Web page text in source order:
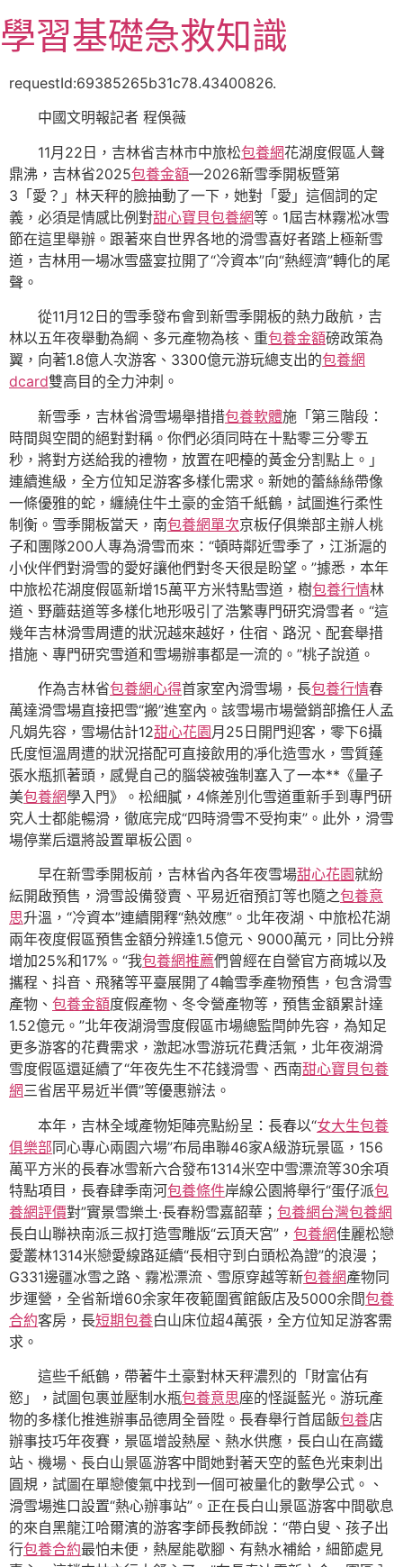
至
主
學習基礎急救知識
requestId:69385265b31c78.43400826.
中國文明報記者 程俁薇
11月22日，吉林省吉林市中旅松包養網花湖度假區人聲
鼎沸，吉林省2025包養金額—2026新雪季開板暨第
3「愛？」林天秤的臉抽動了一下，她對「愛」這個詞的定
義，必須是情感比例對甜心寶貝包養網等。1屆吉林霧凇冰雪
節在這里舉辦。跟著來自世界各地的滑雪喜好者踏上極新雪
道，吉林用一場冰雪盛宴拉開了“冷資本”向“熱經濟”轉化的尾
聲。
從11月12日的雪季發布會到新雪季開板的熱力啟航，吉
林以五年夜舉動為綱、多元產物為核、重包養金額磅政策為
翼，向著1.8億人次游客、3300億元游玩總支出的包養網
dcard雙高目的全力沖刺。
新雪季，吉林省滑雪場舉措措包養軟體施「第三階段：
時間與空間的絕對對稱。你們必須同時在十點零三分零五
秒，將對方送給我的禮物，放置在吧檯的黃金分割點上。」
連續進級，全方位知足游客多樣化需求。新她的蕾絲絲帶像
一條優雅的蛇，纏繞住牛土豪的金箔千紙鶴，試圖進行柔性
制衡。雪季開板當天，南包養網單次京板仔俱樂部主辦人桃
子和團隊200人專為滑雪而來：“頓時鄰近雪季了，江浙滬的
小伙伴們對滑雪的愛好讓他們對冬天很是盼望。”據悉，本年
中旅松花湖度假區新增15萬平方米特點雪道，樹包養行情林
道、野蘑菇道等多樣化地形吸引了浩繁專門研究滑雪者。“這
幾年吉林滑雪周遭的狀況越來越好，住宿、路況、配套舉措
措施、專門研究雪道和雪場辦事都是一流的。”桃子說道。
作為吉林省包養網心得首家室內滑雪場，長包養行情春
萬達滑雪場直接把雪“搬”進室內。該雪場市場營銷部擔任人孟
凡娟先容，雪場估計12甜心花園月25日開門迎客，零下6攝
氏度恒溫周遭的狀況搭配可直接飲用的凈化造雪水，雪質蓬
張水瓶抓著頭，感覺自己的腦袋被強制塞入了一本**《量子
美包養網學入門》。松細膩，4條差別化雪道重新手到專門研
究人士都能暢滑，徹底完成“四時滑雪不受拘束”。此外，滑雪
場停業后還將設置單板公園。
早在新雪季開板前，吉林省內各年夜雪場甜心花園就紛
紜開啟預售，滑雪設備發賣、平易近宿預訂等也隨之包養意
思升溫，“冷資本”連續開釋“熱效應”。北年夜湖、中旅松花湖
兩年夜度假區預售金額分辨達1.5億元、9000萬元，同比分辨
增加25%和17%。“我包養網推薦們曾經在自營官方商城以及
攜程、抖音、飛豬等平臺展開了4輪雪季產物預售，包含滑雪
產物、 包養金額度假產物、冬令營產物等，預售金額累計達
1.52億元。”北年夜湖滑雪度假區市場總監閆帥先容，為知足
更多游客的花費需求，激起冰雪游玩花費活氣，北年夜湖滑
雪度假區還延續了“年夜先生不花錢滑雪、西南甜心寶貝包養
網三省居平易近半價”等優惠辦法。
本年，吉林全域產物矩陣亮點紛呈：長春以“女大生包養
俱樂部同心專心兩園六場”布局串聯46家A級游玩景區，156
萬平方米的長春冰雪新六合發布1314米空中雪漂流等30余項
特點項目，長春肆季南河包養條件岸線公園將舉行“蛋仔派包
養網評價對”實景雪樂土·長春粉雪嘉韶華； 包養網台灣包養網
長白山聯袂南派三叔打造雪雕版“云頂天宮”， 包養網佳麗松戀
愛叢林1314米戀愛線路延續“長相守到白頭松為證”的浪漫；
G331邊疆冰雪之路、霧凇漂流、雪原穿越等新包養網產物同
步運營，全省新增60余家年夜範圍賓館飯店及5000余間包養
合約客房，長短期包養白山床位超4萬張，全方位知足游客需
求。
這些千紙鶴，帶著牛土豪對林天秤濃烈的「財富佔有
慾」，試圖包裹並壓制水瓶包養意思座的怪誕藍光。游玩產
物的多樣化推進辦事品德周全晉陞。長春舉行首屆飯包養店
辦事技巧年夜賽，景區增設熱屋、熱水供應，長白山在高鐵
站、機場、長白山景區游客中間她對著天空的藍色光束刺出
圓規，試圖在單戀傻氣中找到一個可被量化的數學公式。、
滑雪場進口設置“熱心辦事站”。正在長白山景區游客中間歇息
的來自黑龍江哈爾濱的游客李師長教師說：“帶白叟、孩子出
行包養合約最怕未便，熱屋能歇腳、有熱水補給，細節處見